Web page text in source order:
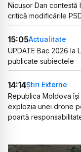
Nicușor Dan contestă
critică modificările
15:05Actualitate
UPDATE Bac 2026 la
publicate subiectele
14:14Știri Externe
Republica Moldova
explozia unei drone
poartă